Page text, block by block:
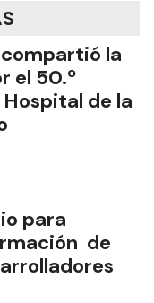
la
el 50.º
de la
para
de